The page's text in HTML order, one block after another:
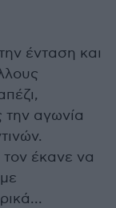
ένταση και
την αγωνία
έκανε να